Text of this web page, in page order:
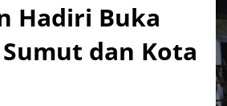
Hadiri Buka
dan Kota